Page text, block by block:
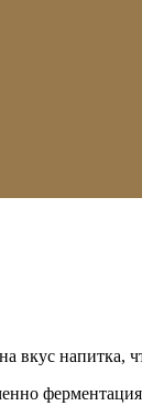
напитка,